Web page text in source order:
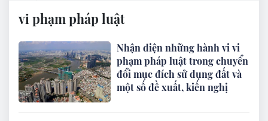
vi phạm pháp luật
Nhận diện những hành vi vi
phạm pháp luật trong chuyển
đổi mục đích sử dụng đất và
một số đề xuất, kiến nghị